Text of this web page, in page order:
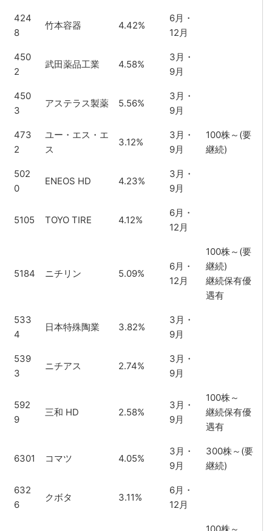
424
8
竹本容器 4.42%
6月・
12月
450
2
武田薬品工業 4.58%
3月・
9月
450
3
アステラス製薬 5.56%
3月・
9月
473
2
ユー・エス・エ
ス
3.12%
3月・
9月
100株～(要
継続)
502
0
ENEOS HD 4.23%
3月・
9月
5105 TOYO TIRE 4.12%
6月・
12月
5184 ニチリン 5.09%
6月・
12月
100株～(要
継続)
継続保有優
遇有
533
4
日本特殊陶業 3.82%
3月・
9月
539
3
ニチアス 2.74%
3月・
9月
592
9
三和 HD 2.58%
3月・
9月
100株～
継続保有優
遇有
6301 コマツ 4.05%
3月・
9月
300株～(要
継続)
632
6
クボタ 3.11%
6月・
12月